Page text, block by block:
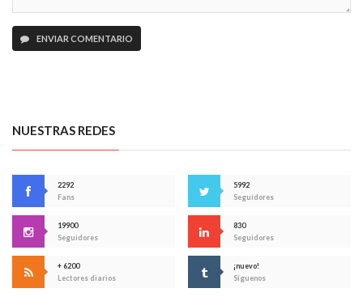
ENVIAR COMENTARIO
NUESTRAS REDES
2292
Fans
5992
Seguidores
19900
Seguidores
830
Seguidores
+ 6200
Lectores diarios
¡nuevo!
Síguenos